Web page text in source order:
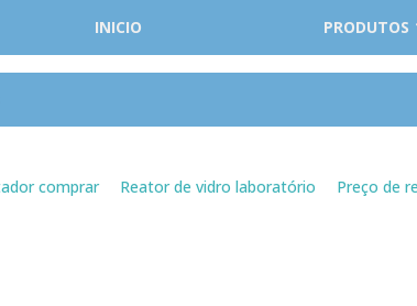
INICIO PRODUTOS
comprar Reator de vidro laboratório Preço de